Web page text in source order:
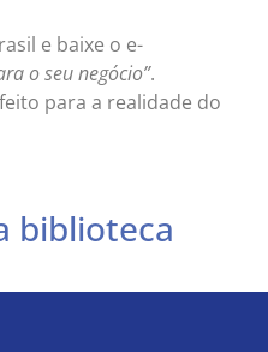
e baixe o e-
o seu negócio”.
para a realidade do
biblioteca